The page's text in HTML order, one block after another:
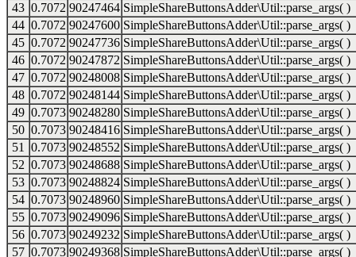
43 0.7072 90247464 SimpleShareButtonsAdder\Util::parse_args( )
44 0.7072 90247600 SimpleShareButtonsAdder\Util::parse_args( )
45 0.7072 90247736 SimpleShareButtonsAdder\Util::parse_args( )
46 0.7072 90247872 SimpleShareButtonsAdder\Util::parse_args( )
47 0.7072 90248008 SimpleShareButtonsAdder\Util::parse_args( )
48 0.7072 90248144 SimpleShareButtonsAdder\Util::parse_args( )
49 0.7073 90248280 SimpleShareButtonsAdder\Util::parse_args( )
50 0.7073 90248416 SimpleShareButtonsAdder\Util::parse_args( )
51
0.7073 90248552 SimpleShareButtonsAdder\Util::parse_args( )
52 0.7073 90248688 SimpleShareButtonsAdder\Util::parse_args( )
53 0.7073 90248824 SimpleShareButtonsAdder\Util::parse_args( )
54 0.7073 90248960 SimpleShareButtonsAdder\Util::parse_args( )
55 0.7073 90249096 SimpleShareButtonsAdder\Util::parse_args( )
56 0.7073 90249232 SimpleShareButtonsAdder\Util::parse_args( )
57 0.7073 90249368 SimpleShareButtonsAdder\Util::parse_args( )